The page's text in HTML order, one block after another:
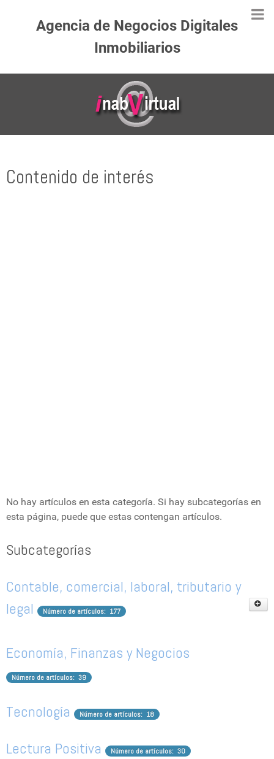
Agencia de Negocios Digitales
Inmobiliarios
Contenido de interés
No hay artículos en esta categoría. Si hay subcategorías en
esta página, puede que estas contengan artículos.
Subcategorías
Contable, comercial, laboral, tributario y
legal
Número de artículos: 177
Guía de actividades contables en la
empresa
Número de artículos: 8
Economía, Finanzas y Negocios
Número de artículos: 39
Tecnología Número de artículos: 18
Lectura Positiva Número de artículos: 30